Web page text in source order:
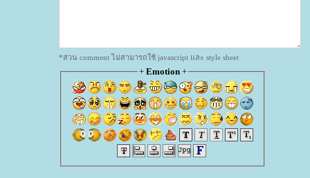
*ส่วน comment ไม่สามารถใช้ javascript และ style sheet
+ Emotion+